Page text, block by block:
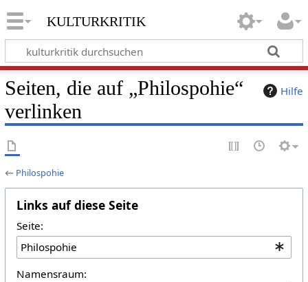
kulturkritik
Hilfe
Seiten, die auf „Philospohie“
verlinken
← Philospohie
Links auf diese Seite
Seite:
Namensraum: